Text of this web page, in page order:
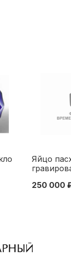
Яйцо
ХХ в. Н-8
250 000